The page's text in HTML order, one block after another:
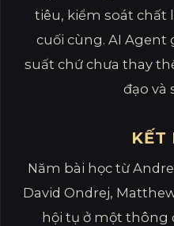
tiêu, kiểm soát chất
cuối cùng. AI Agent
suất chứ chưa thay
đạo và
KẾT
Năm bài học từ
David Ondrej,
hội tụ ở một thông